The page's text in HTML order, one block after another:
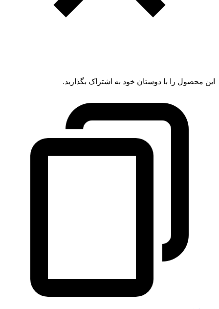
این محصول را با دوستان خود به اشتراک بگذارید.